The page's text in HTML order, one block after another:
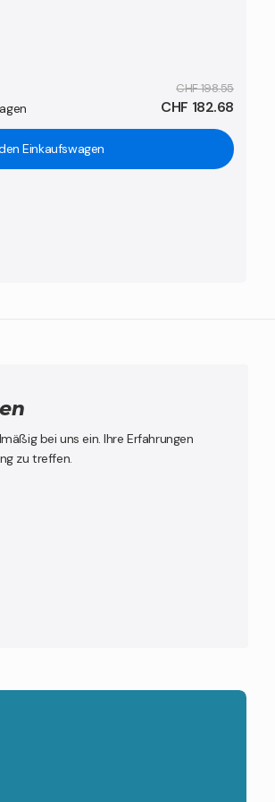
CHF 198.55
CHF 182.68
Einkaufswagen
bei uns ein. Ihre Erfahrungen
zu treffen.